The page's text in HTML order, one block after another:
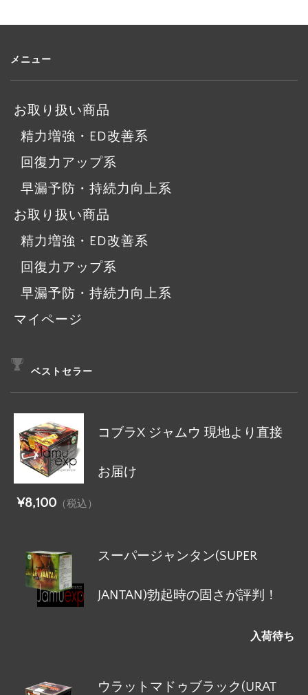
メニュー
お取り扱い商品
精力増強・ED改善系
回復力アップ系
早漏予防・持続力向上系
お取り扱い商品
精力増強・ED改善系
回復力アップ系
早漏予防・持続力向上系
マイページ
ベストセラー
コブラX ジャムウ 現地より直接
お届け
¥8,100 （税込）
スーパージャンタン(SUPER
JANTAN)勃起時の固さが評判！
入荷待ち
ウラットマドゥブラック(URAT